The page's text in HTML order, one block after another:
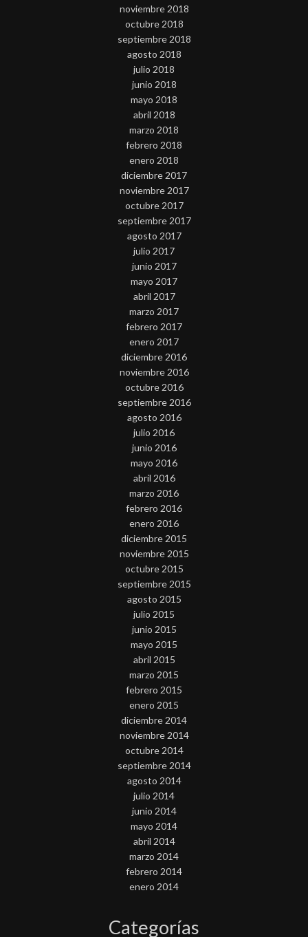
noviembre 2018
octubre 2018
septiembre 2018
agosto 2018
julio 2018
junio 2018
mayo 2018
abril 2018
marzo 2018
febrero 2018
enero 2018
diciembre 2017
noviembre 2017
octubre 2017
septiembre 2017
agosto 2017
julio 2017
junio 2017
mayo 2017
abril 2017
marzo 2017
febrero 2017
enero 2017
diciembre 2016
noviembre 2016
octubre 2016
septiembre 2016
agosto 2016
julio 2016
junio 2016
mayo 2016
abril 2016
marzo 2016
febrero 2016
enero 2016
diciembre 2015
noviembre 2015
octubre 2015
septiembre 2015
agosto 2015
julio 2015
junio 2015
mayo 2015
abril 2015
marzo 2015
febrero 2015
enero 2015
diciembre 2014
noviembre 2014
octubre 2014
septiembre 2014
agosto 2014
julio 2014
junio 2014
mayo 2014
abril 2014
marzo 2014
febrero 2014
enero 2014
Categorías